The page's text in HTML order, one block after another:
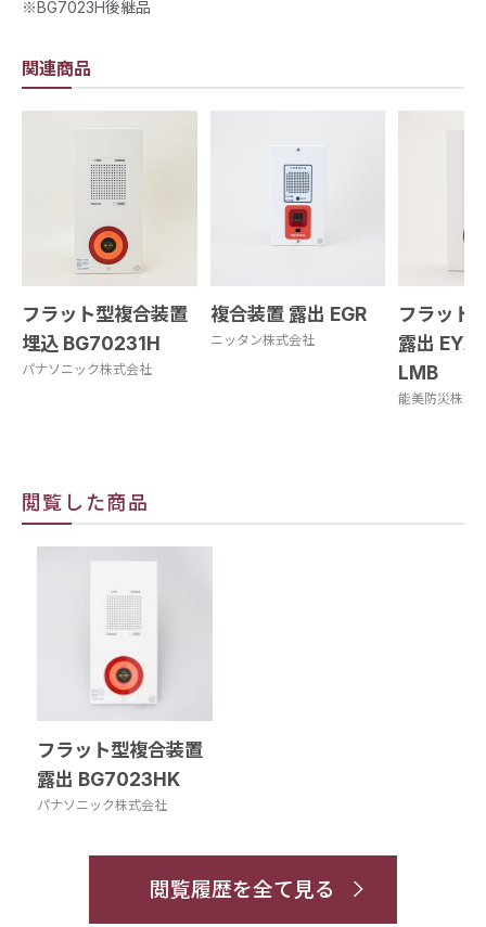
関連商品
フラット型複合装置
埋込 BG70231H
パナソニック株式会社
複合装置 露出 EGR
ニッタン株式会社
フラット
露出
LMB
能美防災株式
※BG7023H後継品
閲覧した商品
フラット型複合装置
露出 BG7023HK
パナソニック株式会社
閲覧履歴を全て見る